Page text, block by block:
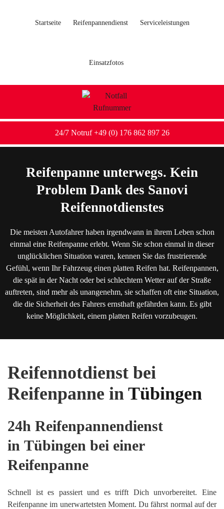
Startseite Reifenpannendienst Serviceleistungen
Einsatzfotos
24/7 Notruf +49 (0) 176 862 897 26
Reifenpanne unterwegs. Kein
Problem Dank des Sanovi
Reifennotdienstes
Die meisten Autofahrer haben irgendwann in ihrem Leben schon
einmal eine Reifenpanne erlebt. Wenn Sie schon einmal in dieser
unglücklichen Situation waren, kennen Sie das frustrierende
Gefühl, wenn Ihr Fahrzeug einen platten Reifen hat. Reifenpannen,
die spät in der Nacht oder bei schlechtem Wetter auf der Straße
auftreten, sind mehr als unangenehm, sie schaffen oft eine Situation,
die die Sicherheit des Fahrers ernsthaft gefährden kann. Es gibt
keine Möglichkeit, einem platten Reifen vorzubeugen.
Reifennotdienst bei
Reifenpanne in Tübingen
24h Reifenpannendienst
in Tübingen bei einer
Reifenpanne
Schnell ist es passiert und es trifft Dich unvorbereitet. Eine
Reifenpanne im unerwartetsten Moment. Du fährst normal auf der